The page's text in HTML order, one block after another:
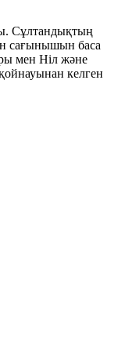
Сұлтандықтың
сағынышын баса
мен Ніл және
келген